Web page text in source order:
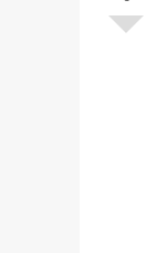
Контакты
г. Москва,
+7 (495) 642-
+7 (936) 281-